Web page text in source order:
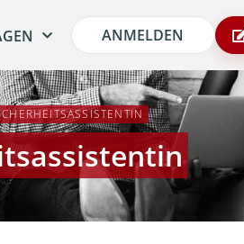
ANMELDEN